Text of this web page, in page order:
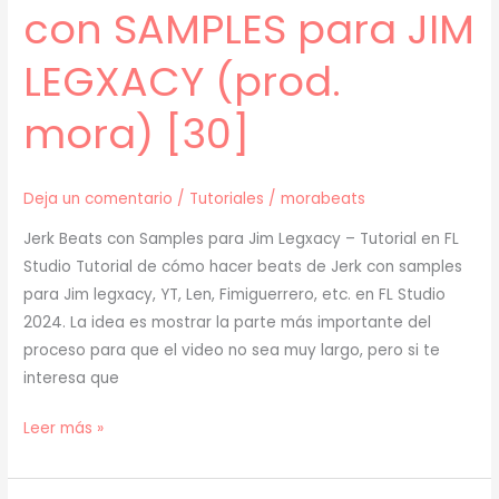
mora)
[31]
con SAMPLES para JIM
LEGXACY (prod.
mora) [30]
Deja un comentario / Tutoriales /morabeats
Jerk Beats con Samples para Jim Legxacy – Tutorial en FL
Studio Tutorial de cómo hacer beats de Jerk con samples
para Jim legxacy, YT, Len, Fimiguerrero, etc. en FL Studio
2024. La idea es mostrar la parte más importante del
proceso para que el video no sea muy largo, pero si te
interesa que
[
]
Leer más »